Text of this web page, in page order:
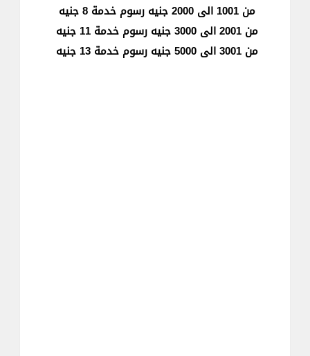
من 1001 الى 2000 جنيه رسوم خدمة 8 جنيه
من 2001 الى 3000 جنيه رسوم خدمة 11 جنيه
من 3001 الى 5000 جنيه رسوم خدمة 13 جنيه